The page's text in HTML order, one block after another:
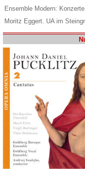
Ensemble Modern:
Moritz Eggert. UA im